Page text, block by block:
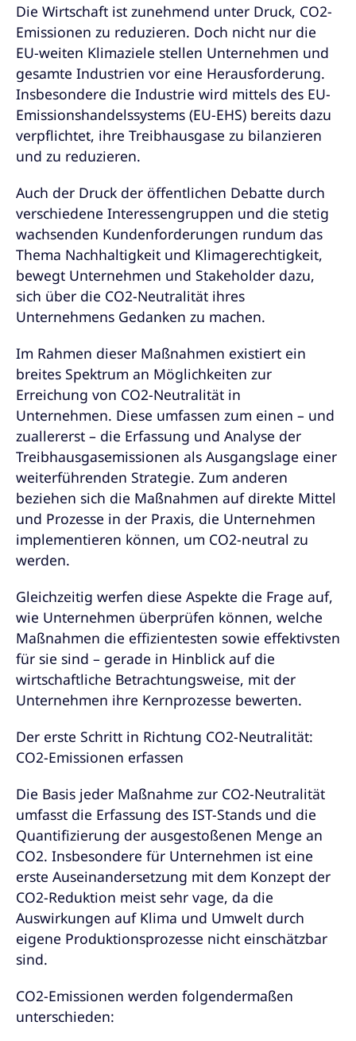
Die Wirtschaft ist zunehmend unter Druck, CO2-
Emissionen zu reduzieren. Doch nicht nur die
EU-weiten Klimaziele stellen Unternehmen und
gesamte Industrien vor eine Herausforderung.
Insbesondere die Industrie wird mittels des EU-
Emissionshandelssystems (EU-EHS) bereits dazu
verpflichtet, ihre Treibhausgase zu bilanzieren
und zu reduzieren.
Auch der Druck der öffentlichen Debatte durch
verschiedene Interessengruppen und die stetig
wachsenden Kundenforderungen rundum das
Thema Nachhaltigkeit und Klimagerechtigkeit,
bewegt Unternehmen und Stakeholder dazu,
sich über die CO2-Neutralität ihres
Unternehmens Gedanken zu machen.
Im Rahmen dieser Maßnahmen existiert ein
breites Spektrum an Möglichkeiten zur
Erreichung von CO2-Neutralität in
Unternehmen. Diese umfassen zum einen – und
zuallererst – die Erfassung und Analyse der
Treibhausgasemissionen als Ausgangslage einer
weiterführenden Strategie. Zum anderen
beziehen sich die Maßnahmen auf direkte Mittel
und Prozesse in der Praxis, die Unternehmen
implementieren können, um CO2-neutral zu
werden.
Gleichzeitig werfen diese Aspekte die Frage auf,
wie Unternehmen überprüfen können, welche
Maßnahmen die effizientesten sowie effektivsten
für sie sind – gerade in Hinblick auf die
wirtschaftliche Betrachtungsweise, mit der
Unternehmen ihre Kernprozesse bewerten.
Der erste Schritt in Richtung CO2-Neutralität:
CO2-Emissionen erfassen
Die Basis jeder Maßnahme zur CO2-Neutralität
umfasst die Erfassung des IST-Stands und die
Quantifizierung der ausgestoßenen Menge an
CO2. Insbesondere für Unternehmen ist eine
erste Auseinandersetzung mit dem Konzept der
CO2-Reduktion meist sehr vage, da die
Auswirkungen auf Klima und Umwelt durch
eigene Produktionsprozesse nicht einschätzbar
sind.
CO2-Emissionen werden folgendermaßen
unterschieden: